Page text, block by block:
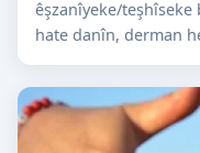
êşzanîyeke/teşhîseke
hate danîn, derman